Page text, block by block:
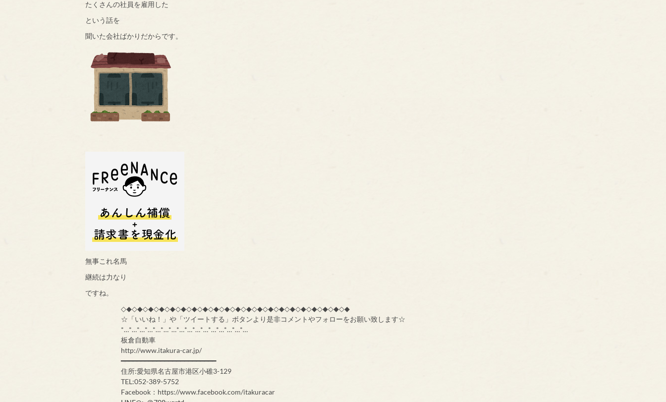
たくさんの社員を雇用した
という話を
聞いた会社ばかりだからです。
無事これ名馬
継続は力なり
ですね。
◇◆◇◆◇◆◇◆◇◆◇◆◇◆◇◆◇◆◇◆◇◆◇◆◇◆◇◆◇◆◇◆◇◆◇◆◇◆◇◆◇◆
☆「いいね！」や「ツイートする」ボタンより是非コメントやフォローをお願い致します☆
*…*…*…*…*…*…*…*…*…*…*…*…*…*…*…*…
板倉自動車
http://www.itakura-car.jp/
━━━━━━━━━━━━━━━━━━━━━━━━
住所:愛知県名古屋市港区小碓3-129
TEL:052-389-5752
Facebook：https://www.facebook.com/itakuracar